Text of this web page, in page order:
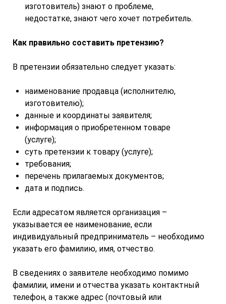
изготовитель) знают о проблеме,
недостатке, знают чего хочет потребитель.
Как правильно составить претензию?
В претензии обязательно следует указать:
наименование продавца (исполнителю,
изготовителю);
данные и координаты заявителя;
информация о приобретенном товаре
(услуге);
суть претензии к товару (услуге);
требования;
перечень прилагаемых документов;
дата и подпись.
Если адресатом является организация –
указывается ее наименование, если
индивидуальный предприниматель – необходимо
указать его фамилию, имя, отчество.
В сведениях о заявителе необходимо помимо
фамилии, имени и отчества указать контактный
телефон, а также адрес (почтовый или